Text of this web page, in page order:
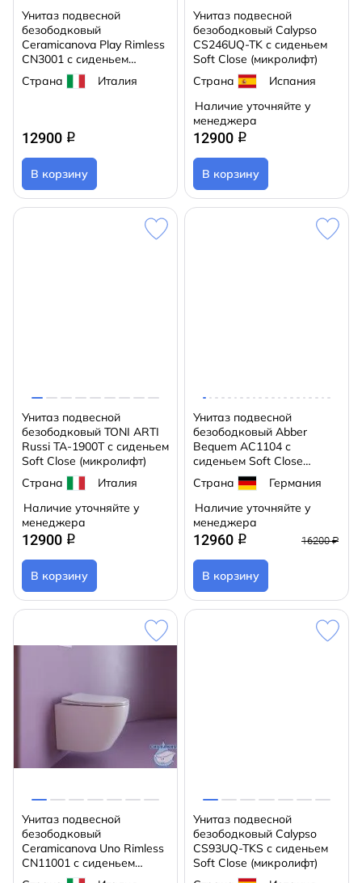
Унитаз подвесной
безободковый
Ceramicanova Play Rimless
CN3001 с сиденьем
быстросъемным Soft Close
(микролифт)
Страна Италия
12900 q
В корзину
Унитаз подвесной
безободковый Calypso
CS246UQ-TK с сиденьем
Soft Close (микролифт)
Страна
Испания
Наличие уточняйте у
менеджера
12900 q
В корзину
Унитаз подвесной
безободковый TONI ARTI
Russi TA-1900T с сиденьем
Soft Close (микролифт)
Страна
Италия
Наличие уточняйте у
менеджера
12900 q
В корзину
Унитаз подвесной
безободковый Abber
Bequem AC1104 с
сиденьем Soft Close
(микролифт) (белый)
Страна
Германия
Наличие уточняйте у
менеджера
12960 q 16200 ₽
В корзину
Унитаз подвесной
безободковый
Ceramicanova Uno Rimless
CN11001 с сиденьем
быстросъемным Soft Close
Унитаз подвесной
безободковый Calypso
CS93UQ-TKS с сиденьем
Soft Close (микролифт)